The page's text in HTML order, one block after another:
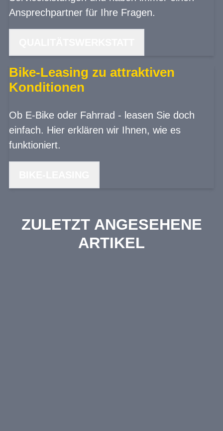
Ansprechpartner für Ihre Fragen.
Bike-Leasing zu attraktiven
Konditionen
Ob E-Bike oder Fahrrad - leasen Sie doch
einfach. Hier erklären wir Ihnen, wie es
funktioniert.
ZULETZT ANGESEHENE
ARTIKEL